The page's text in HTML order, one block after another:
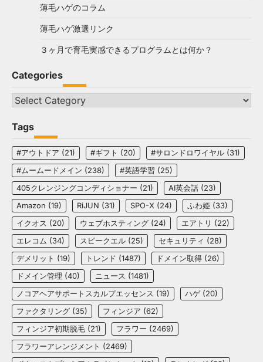
薄毛ハゲのコラム
薄毛ハゲ激選リンク
３ヶ月で育毛実感できるプログラムとは何か？
Categories
Categories
Tags
#アウトドア (21) #ギフト (20) #サロンドロワイヤル (31)
#ムームードメイン (238) #英語学習 (25)
405クレンジングコンディショナー (21) AI英会話 (23)
Amazon (19) RiJUN (31) SPO-X (24) ふわ姫 (33)
イクオス (20) ウェブホスティング (24) エアトリ (22)
エレコム (34) スピークエル (25) セキュリティ (28)
デメリット (19) トレンド (1487) ドメイン取得 (26)
ドメイン管理 (40) ニュース (1481)
ノコアヘアサポートスカルプエッセンス (19) ハゲ (20)
ファクタリング (35) フィンジア (62)
フィンジア初期脱毛 (21) フラワー (2469)
フラワーアレンジメント (2469)